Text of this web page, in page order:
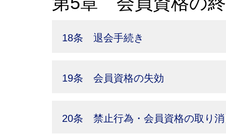
18条 退会手続き
19条 会員資格の失効
20条 禁止行為・会員資格の取り消